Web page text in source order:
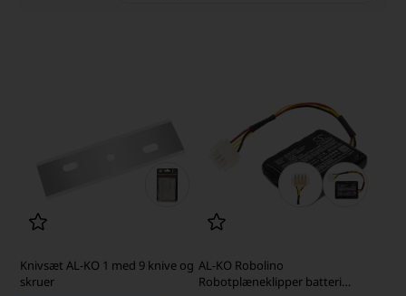
Knivsæt AL-KO 1 med 9 knive og
skruer
AL-KO Robolino
Robotplæneklipper batteri